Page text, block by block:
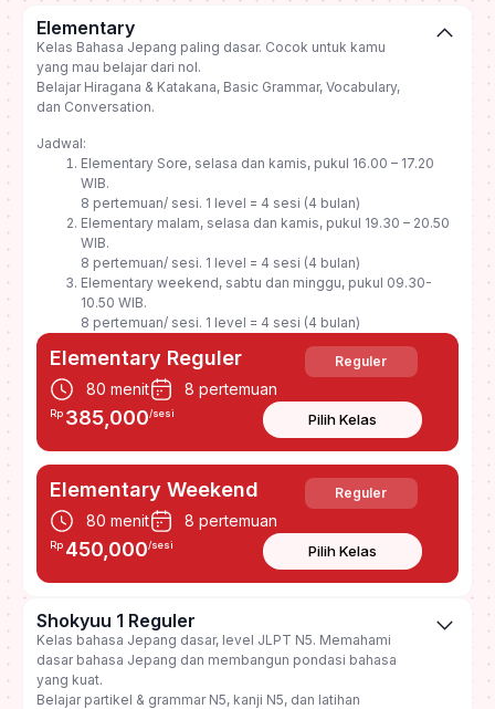
Elementary
Kelas Bahasa Jepang paling dasar. Cocok untuk kamu
yang mau belajar dari nol.
Belajar Hiragana & Katakana, Basic Grammar, Vocabulary,
dan Conversation.
Jadwal:
Elementary Sore, selasa dan kamis, pukul 16.00 – 17.20
WIB.
8 pertemuan/ sesi. 1 level = 4 sesi (4 bulan)
Elementary malam, selasa dan kamis, pukul 19.30 – 20.50
WIB.
8 pertemuan/ sesi. 1 level = 4 sesi (4 bulan)
Elementary weekend, sabtu dan minggu, pukul 09.30-
10.50 WIB.
8 pertemuan/ sesi. 1 level = 4 sesi (4 bulan)
Elementary Reguler Reguler
80 menit 8 pertemuan
Rp 385,000/sesi Pilih Kelas
Elementary Weekend Reguler
80 menit 8 pertemuan
Rp 450,000/sesi Pilih Kelas
Shokyuu 1 Reguler
Kelas bahasa Jepang dasar, level JLPT N5. Memahami
dasar bahasa Jepang dan membangun pondasi bahasa
yang kuat.
Belajar partikel & grammar N5, kanji N5, dan latihan